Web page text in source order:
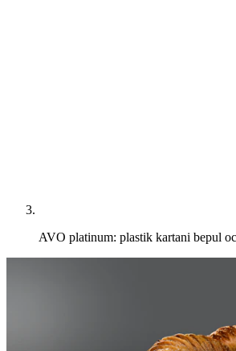
AVO platinum: plastik kartani bepul